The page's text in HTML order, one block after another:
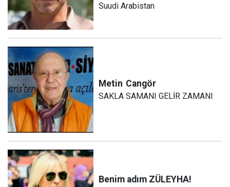
Suudi Arabistan
Metin Cangör
SAKLA SAMANI GELİR ZAMANI
Benim adım ZÜLEYHA!